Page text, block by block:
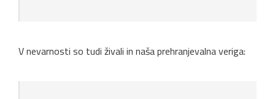
V nevarnosti so tudi živali in naša prehranjevalna veriga: